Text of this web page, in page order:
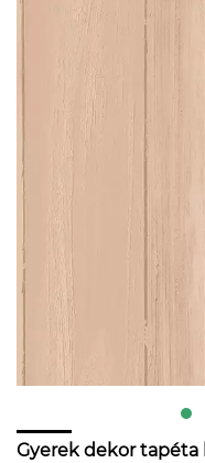
Gyerek dekor tapéta